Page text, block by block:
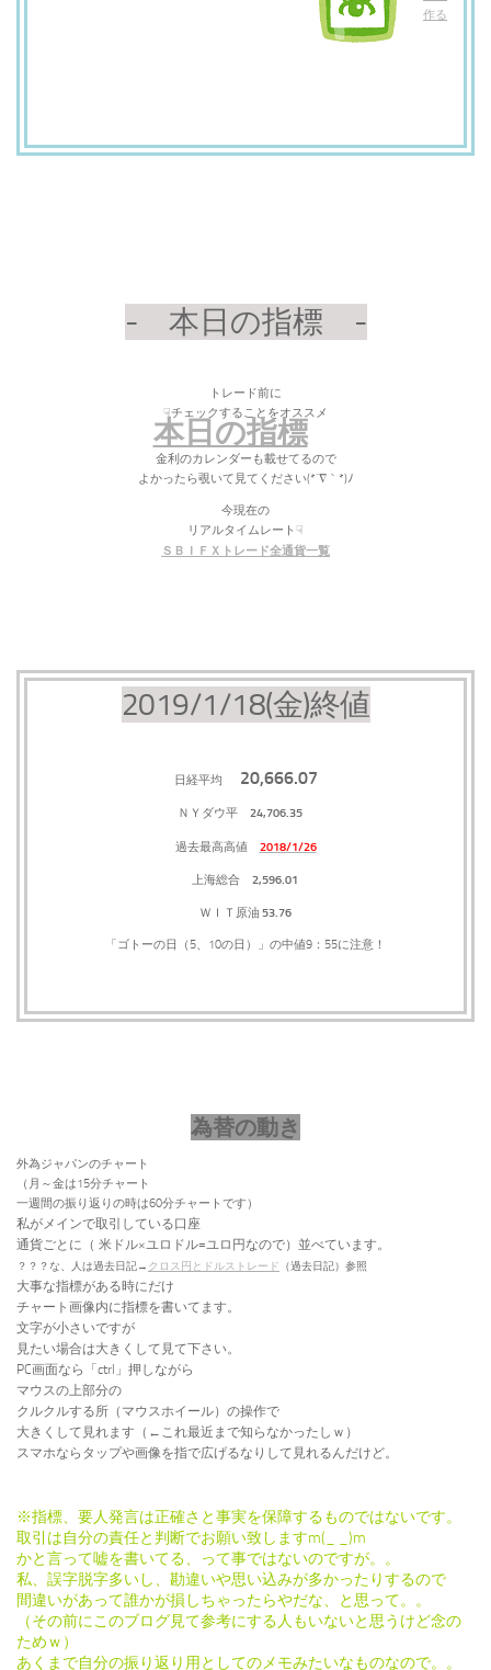
作る
- 本日の指標 -
トレード前に
☟チェックすることをオススメ
本日の指標
金利のカレンダーも載せてるので
よかったら覗いて見てください(*´∇｀*)ﾉ
今現在の
リアルタイムレート☟
ＳＢＩＦＸトレード全通貨一覧
2019/1/18(金)終値
日経平均 20,666.07
ＮＹダウ平 24,706.35
過去最高高値 2018/1/26
上海総合 2,596.01
ＷＩＴ原油 53.76
「ゴトーの日（5、10の日）」の中値9：55に注意！
為替の動き
外為ジャパンのチャート
（月～金は15分チャート
一週間の振り返りの時は60分チャートです）
私がメインで取引している口座
通貨ごとに（ 米ドル×ユロドル=ユロ円なので）並べています。
？？？な、人は過去日記→ クロス円とドルストレード （過去日記）参照
大事な指標がある時にだけ
チャート画像内に指標を書いてます。
文字が小さいですが
見たい場合は大きくして見て下さい。
PC画面なら「ctrl」押しながら
マウスの上部分の
クルクルする所（マウスホイール）の操作で
大きくして見れます（←これ最近まで知らなかったしｗ）
スマホならタップや画像を指で広げるなりして見れるんだけど。
※指標、要人発言は正確さと事実を保障するものではないです。
取引は自分の責任と判断でお願い致しますm(_ _)m
かと言って嘘を書いてる、って事ではないのですが。。
私、誤字脱字多いし、勘違いや思い込みが多かったりするので
間違いがあって誰かが損しちゃったらやだな、と思って。。
（その前にこのブログ見て参考にする人もいないと思うけど念の
ためｗ）
あくまで自分の振り返り用としてのメモみたいなものなので。。